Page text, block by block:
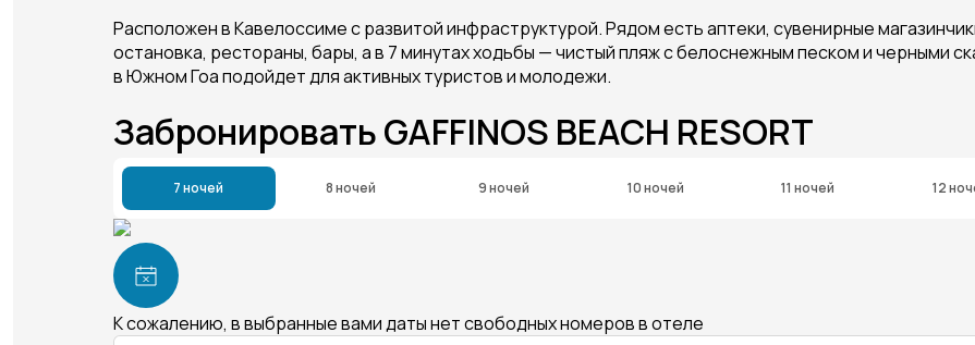
Расположен в Кавелоссиме c развитой инфраструктурой. Рядом есть аптеки, сувенирные
остановка, рестораны, бары, а в 7 минутах ходьбы — чистый пляж с белоснежным песком и черными
в Южном Гоа подойдет для активных туристов и молодежи.
Забронировать GAFFINOS BEACH RESORT
7 ночей 8 ночей 9 ночей 10 ночей 11 ночей 12
К сожалению, в выбранные вами даты нет свободных номеров в отеле